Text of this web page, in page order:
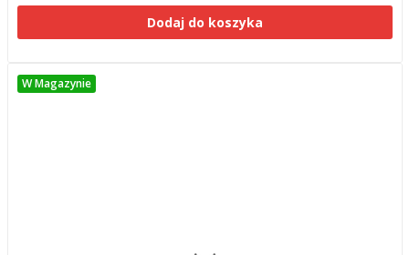
Dodaj do koszyka
W Magazynie